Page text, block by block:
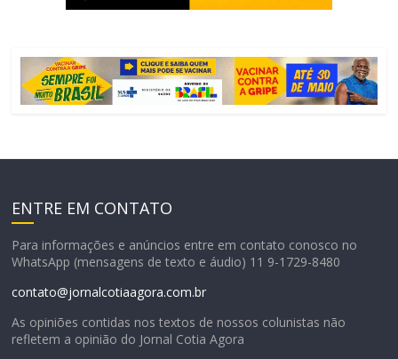
ENTRE EM CONTATO
Para informações e anúncios entre em contato conosco no
WhatsApp (mensagens de texto e áudio) 11 9-1729-8480
contato@jornalcotiaagora.com.br
As opiniões contidas nos textos de nossos colunistas não
refletem a opinião do Jornal Cotia Agora